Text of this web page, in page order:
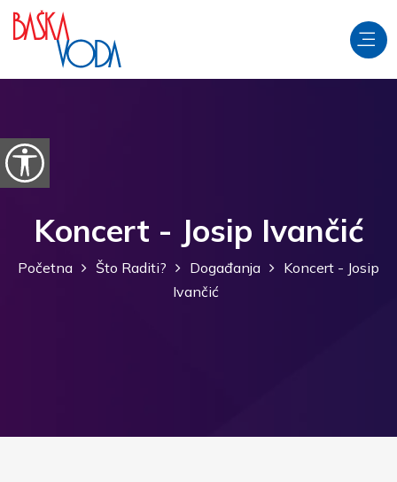
Preskoči na sadržaj
Prikaži postavke pristupačnosti
Koncert - Josip Ivančić
Početna Što Raditi? Događanja
Koncert - Josip
Ivančić